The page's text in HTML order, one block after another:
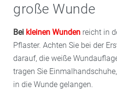
große Wunde
Bei kleinen Wunden reicht in
Pflaster. Achten Sie bei der
darauf, die weiße
tragen Sie
in die Wunde gelangen.